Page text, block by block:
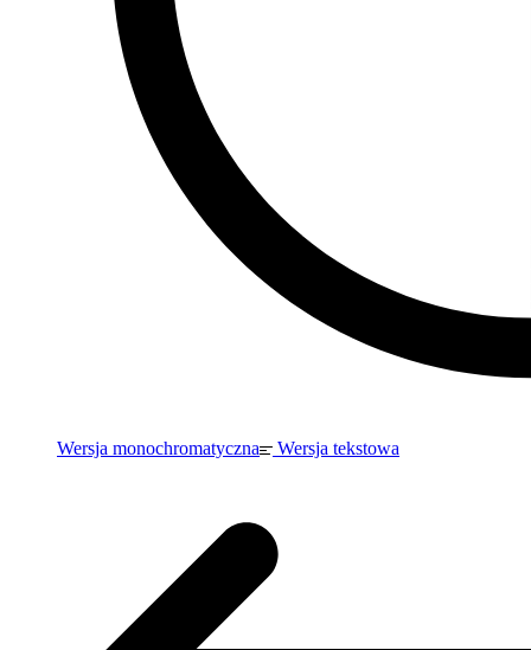
Wersja monochromatyczna Wersja tekstowa